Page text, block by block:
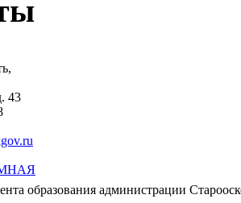
43
образования администрации